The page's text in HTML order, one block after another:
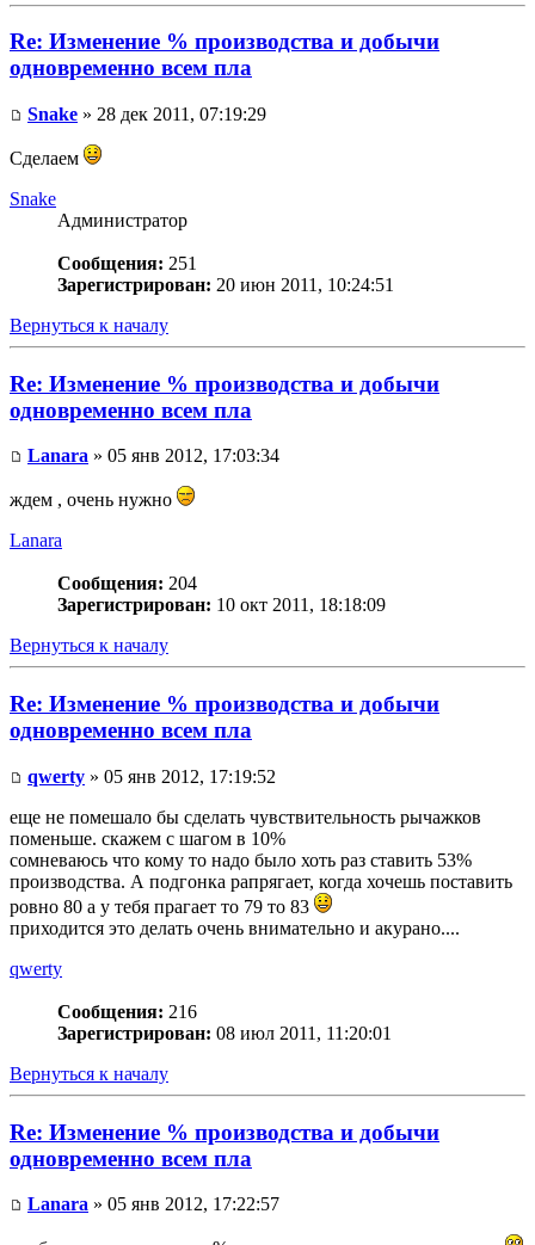
Re: Изменение % производства и добычи
одновременно всем пла
Snake » 28 дек 2011, 07:19:29
Сделаем
Snake
Администратор
Сообщения: 251
Зарегистрирован: 20 июн 2011, 10:24:51
Вернуться к началу
Re: Изменение % производства и добычи
одновременно всем пла
Lanara » 05 янв 2012, 17:03:34
ждем , очень нужно
Lanara
Сообщения: 204
Зарегистрирован: 10 окт 2011, 18:18:09
Вернуться к началу
Re: Изменение % производства и добычи
одновременно всем пла
qwerty » 05 янв 2012, 17:19:52
еще не помешало бы сделать чувствительность рычажков
поменьше. скажем с шагом в 10%
сомневаюсь что кому то надо было хоть раз ставить 53%
производства. А подгонка рапрягает, когда хочешь поставить
ровно 80 а у тебя прагает то 79 то 83
приходится это делать очень внимательно и акурано....
qwerty
Сообщения: 216
Зарегистрирован: 08 июл 2011, 11:20:01
Вернуться к началу
Re: Изменение % производства и добычи
одновременно всем пла
Lanara » 05 янв 2012, 17:22:57